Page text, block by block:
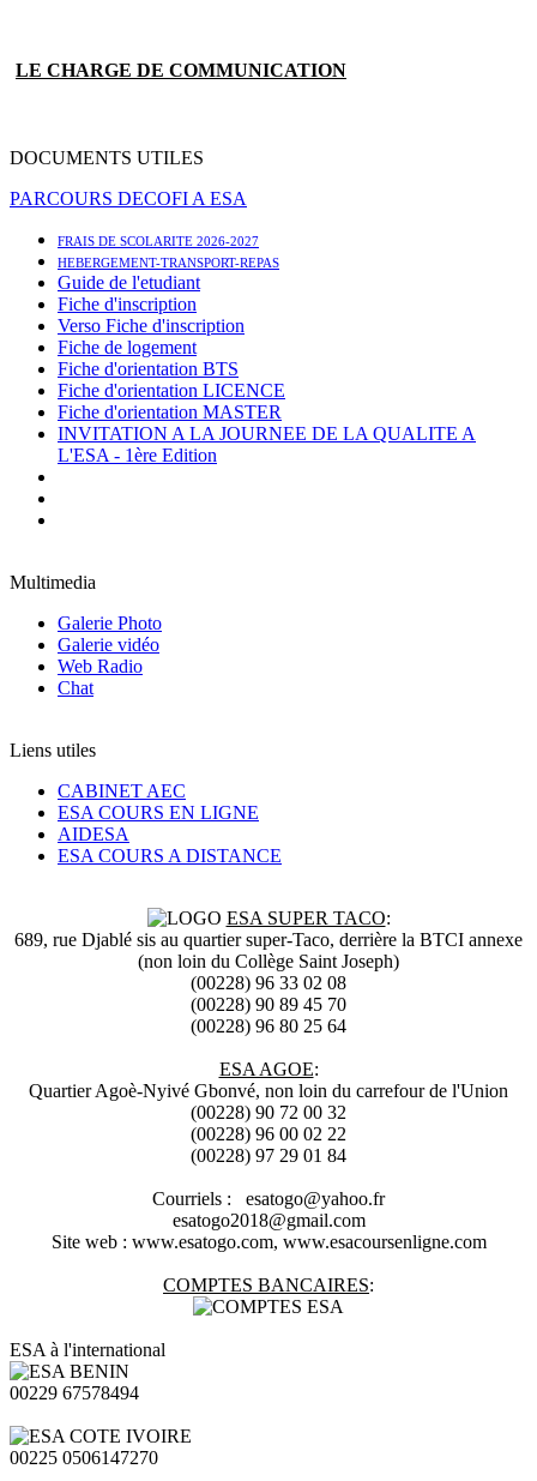
LE CHARGE DE COMMUNICATION
DOCUMENTS UTILES
PARCOURS DECOFI A ESA
FRAIS DE SCOLARITE 2026-2027
HEBERGEMENT-TRANSPORT-REPAS
Guide de l'etudiant
Fiche d'inscription
Verso Fiche d'inscription
Fiche de logement
Fiche d'orientation BTS
Fiche d'orientation LICENCE
Fiche d'orientation MASTER
INVITATION A LA JOURNEE DE LA QUALITE A
L'ESA - 1ère Edition
Multimedia
Galerie Photo
Galerie vidéo
Web Radio
Chat
Liens utiles
CABINET AEC
ESA COURS EN LIGNE
AIDESA
ESA COURS A DISTANCE
ESA SUPER TACO:
689, rue Djablé sis au quartier super-Taco, derrière la BTCI annexe
(non loin du Collège Saint Joseph)
(00228) 96 33 02 08
(00228) 90 89 45 70
(00228) 96 80 25 64
ESA AGOE:
Quartier Agoè-Nyivé Gbonvé, non loin du carrefour de l'Union
(00228) 90 72 00 32
(00228) 96 00 02 22
(00228) 97 29 01 84
Courriels : esatogo@yahoo.fr
esatogo2018@gmail.com
Site web : www.esatogo.com, www.esacoursenligne.com
COMPTES BANCAIRES:
ESA à l'international
00229 67578494
00225 0506147270